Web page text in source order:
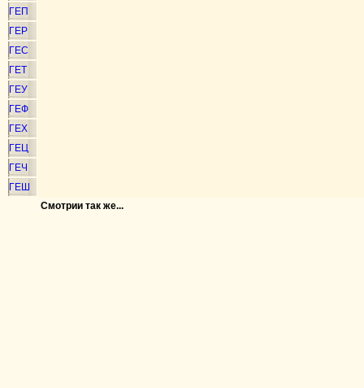
ГЕП
ГЕР
ГЕС
ГЕТ
ГЕУ
ГЕФ
ГЕХ
ГЕЦ
ГЕЧ
ГЕШ
Смотрии так же...